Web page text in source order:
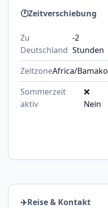
🕐Zeitverschiebung
Zu
Deutschland
-2
Stunden
ZeitzoneAfrica/Bamako
Sommerzeit
aktiv
❌
Nein
✈️Reise & Kontakt